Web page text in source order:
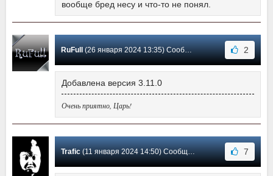
вообще бред несу и что-то не понял.
RuFull (26 января 2024 13:35) Сообщение #19 2
Добавлена версия 3.11.0
Очень приятно, Царь!
Trafic(11 января 2024 14:50) Сообщение #18 7